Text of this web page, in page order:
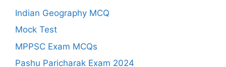
Indian Geography MCQ
Mock Test
MPPSC Exam MCQs
Pashu Paricharak Exam 2024